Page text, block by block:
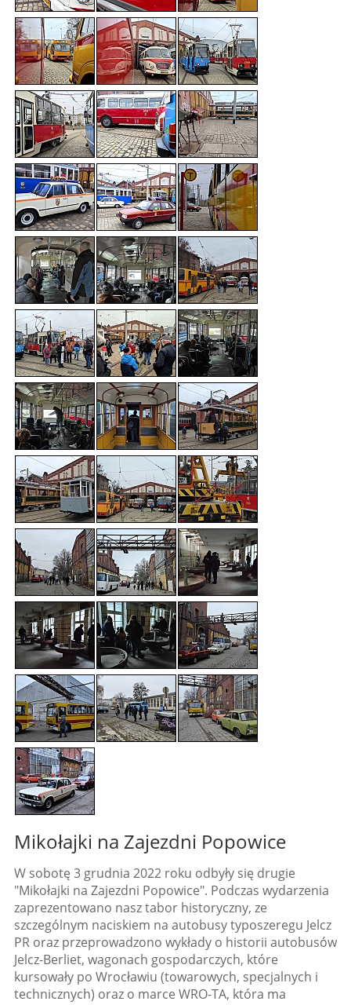
Mikołajki na Zajezdni Popowice
W sobotę 3 grudnia 2022 roku odbyły się drugie
"Mikołajki na Zajezdni Popowice". Podczas wydarzenia
zaprezentowano nasz tabor historyczny, ze
szczególnym naciskiem na autobusy typoszeregu Jelcz
PR oraz przeprowadzono wykłady o historii autobusów
Jelcz-Berliet, wagonach gospodarczych, które
kursowały po Wrocławiu (towarowych, specjalnych i
technicznych) oraz o marce WRO-TA, która ma